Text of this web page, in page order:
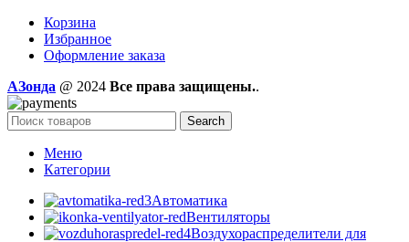
Корзина
Избранное
Оформление заказа
AЗонда @ 2024 Все права защищены..
Search
Меню
Категории
Автоматика
Вентиляторы
Воздухораспределители для